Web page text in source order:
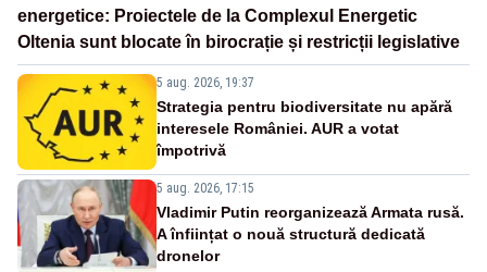
energetice: Proiectele de la Complexul Energetic
Oltenia sunt blocate în birocrație și restricții legislative
5 aug. 2026, 19:37
Strategia pentru biodiversitate nu apără
interesele României. AUR a votat
împotrivă
5 aug. 2026, 17:15
Vladimir Putin reorganizează Armata rusă.
A înființat o nouă structură dedicată
dronelor